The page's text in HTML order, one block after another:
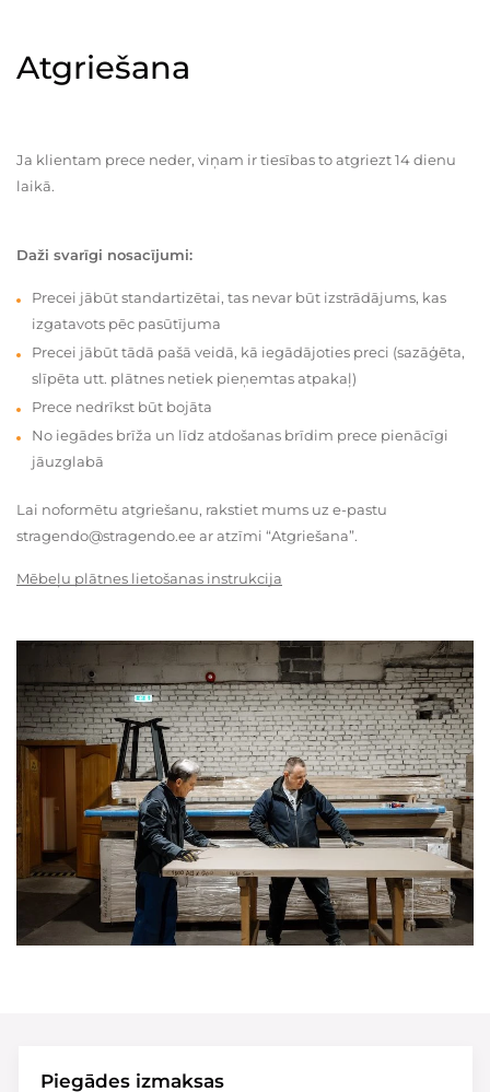
Atgriešana
Ja klientam prece neder, viņam ir tiesības to atgriezt 14 dienu
laikā.
Daži svarīgi nosacījumi:
Precei jābūt standartizētai, tas nevar būt izstrādājums, kas
izgatavots pēc pasūtījuma
Precei jābūt tādā pašā veidā, kā iegādājoties preci (sazāģēta,
slīpēta utt. plātnes netiek pieņemtas atpakaļ)
Prece nedrīkst būt bojāta
No iegādes brīža un līdz atdošanas brīdim prece pienācīgi
jāuzglabā
Lai noformētu atgriešanu, rakstiet mums uz e-pastu
stragendo@stragendo.ee ar atzīmi “Atgriešana”.
Mēbeļu plātnes lietošanas instrukcija
Piegādes izmaksas